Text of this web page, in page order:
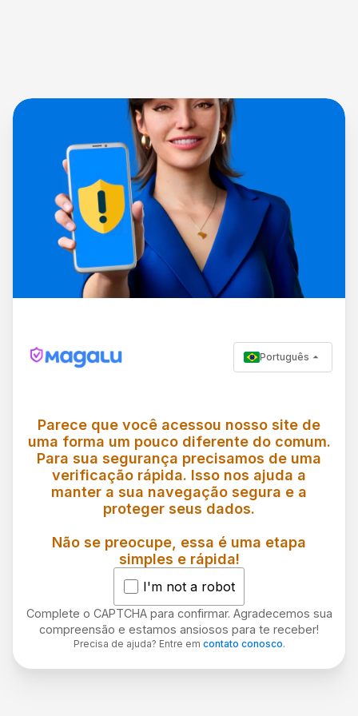
Português
Parece que você acessou nosso site de
uma forma um pouco diferente do comum.
Para sua segurança precisamos de uma
verificação rápida. Isso nos ajuda a
manter a sua navegação segura e a
proteger seus dados.
Não se preocupe, essa é uma etapa
simples e rápida!
I'm not a robot
Complete o CAPTCHA para confirmar. Agradecemos sua
compreensão e estamos ansiosos para te receber!
Precisa de ajuda? Entre em contato conosco.